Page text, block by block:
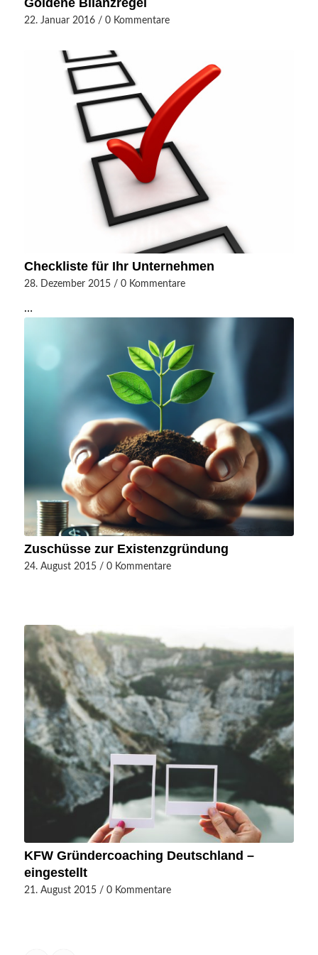
Gol­dene Bilanzregel
22. Januar 2016 / 0 Kommentare
Checkliste für Ihr Unternehmen
28. Dezember 2015 / 0 Kommentare
…
Zuschüsse zur Existenzgründung
24. August 2015 / 0 Kommentare
KFW Gründercoaching Deutschland –
eingestellt
21. August 2015 / 0 Kommentare